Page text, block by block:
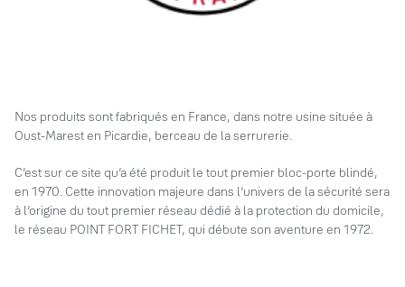
Nos produits sont fabriqués en France, dans notre usine située à
Oust-Marest en Picardie, berceau de la serrurerie.
C’est sur ce site qu’a été produit le tout premier bloc-porte blindé,
en 1970. Cette innovation majeure dans l’univers de la sécurité sera
à l’origine du tout premier réseau dédié à la protection du domicile,
le réseau POINT FORT FICHET, qui débute son aventure en 1972.